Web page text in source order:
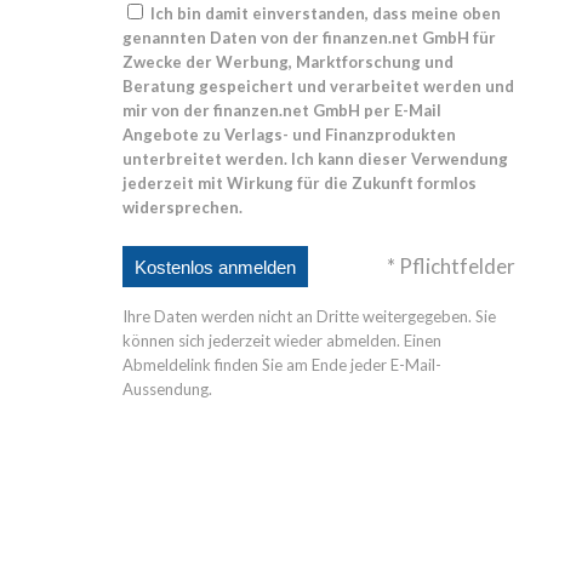
Ich bin damit einverstanden, dass meine oben
genannten Daten von der finanzen.net GmbH für
Zwecke der Werbung, Marktforschung und
Beratung gespeichert und verarbeitet werden und
mir von der finanzen.net GmbH per E-Mail
Angebote zu Verlags- und Finanzprodukten
unterbreitet werden. Ich kann dieser Verwendung
jederzeit mit Wirkung für die Zukunft formlos
widersprechen.
* Pflichtfelder
Ihre Daten werden nicht an Dritte weitergegeben. Sie
können sich jederzeit wieder abmelden. Einen
Abmeldelink finden Sie am Ende jeder E-Mail-
Aussendung.